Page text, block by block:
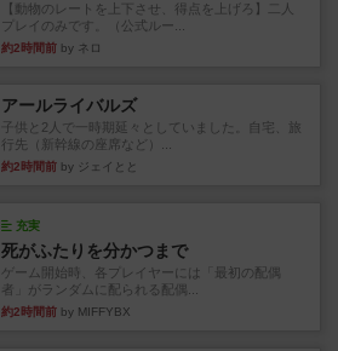
【動物のレートを上下させ、得点を上げろ】二人
プレイのみです。（公式ルー...
約2時間前 by ネロ
アールライバルズ
子供と2人で一時期延々としていました。自宅、旅
行先（新幹線の座席など）...
約2時間前 by ジェイとと
充実
死がふたりを分かつまで
ゲーム開始時、各プレイヤーには「最初の配偶
者」がランダムに配られる配偶...
約2時間前 by MIFFYBX